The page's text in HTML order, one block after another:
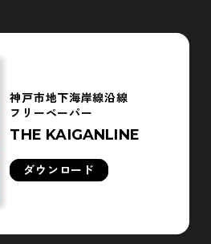
神戸市地下海岸線沿線
フリーペーパー
THE KAIGANLINE
ダウンロード